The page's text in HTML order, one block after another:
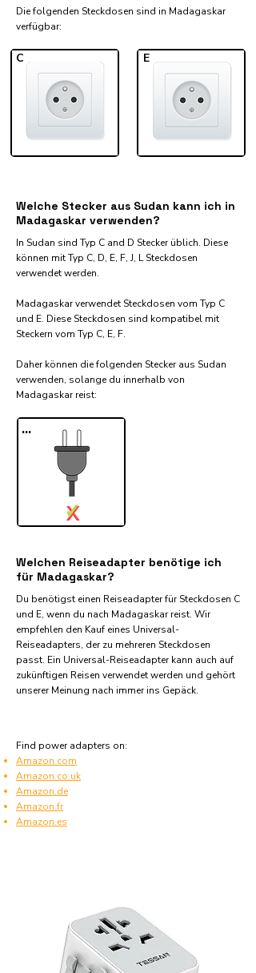
Die folgenden Steckdosen sind in Madagaskar
verfügbar:​
C E
Welche Stecker aus Sudan kann ich in
Madagaskar verwenden?
In Sudan sind Typ C and D Stecker üblich. Diese
können mit Typ C, D, E, F, J, L Steckdosen
verwendet werden.
Madagaskar verwendet Steckdosen vom Typ C
und E. Diese Steckdosen sind kompatibel mit
Steckern vom Typ C, E, F.
Daher können die folgenden Stecker aus Sudan
verwenden, solange du innerhalb von
Madagaskar reist:​
...
X
✓
Welchen Reiseadapter benötige ich
für Madagaskar?
Du benötigst einen Reiseadapter für Steckdosen C
und E, wenn du nach Madagaskar reist. Wir
empfehlen den Kauf eines Universal-
Reiseadapters, der zu mehreren Steckdosen
passt. Ein Universal-Reiseadapter kann auch auf
zukünftigen Reisen verwendet werden und gehört
unserer Meinung nach immer ins Gepäck.
Find power adapters on:
Amazon.com
Amazon.co.uk
Amazon.de
Amazon.fr
Amazon.es